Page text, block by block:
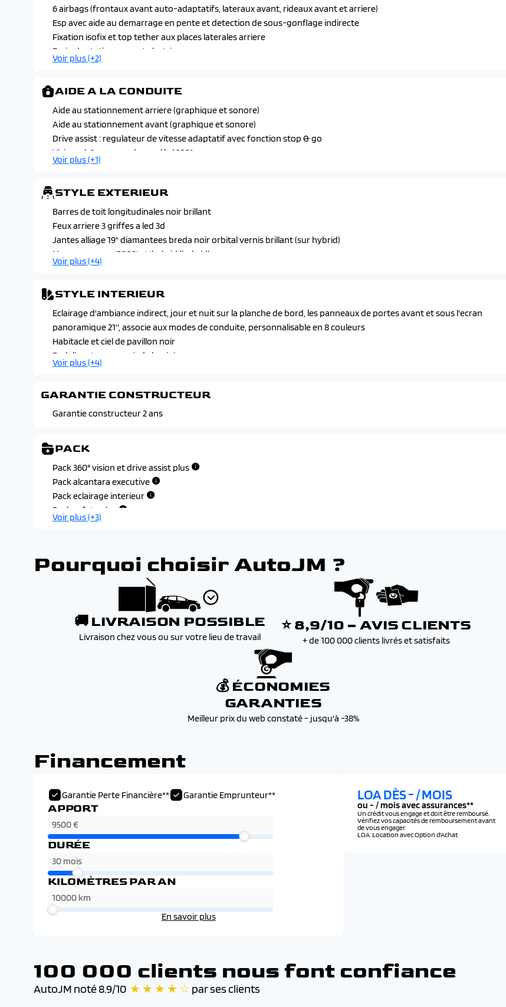
Essuie-vitre avant a declenchement
Hayon motorise avec acces mains libres
Leve-vitres avant et arriere electriques et sequentiels avec anti-pincement
Liseuses arriere i-dome tactiles a led
Miroirs de courtoisie conducteur et passager occultables eclaires a led
Peugeot i-toggles virtuels avec 10 raccourcis personnalisables
Plancher de coffre modulable 2 positions
Retroviseur interieur electrochrome sans cadre
Retroviseurs exterieurs degivrants a reglage et rabattement electriques avec eclairage de seuil
Volant chauffant
6 airbags (frontaux avant auto-adaptatifs, lateraux avant, rideaux avant et arriere)
Esp avec aide au demarrage en pente et detection de sous-gonflage indirecte
Fixation isofix et top tether aux places laterales arriere
Frein de stationnement electrique
Kit de depannage provisoire de pneumatiques
Voir plus (+2)
AIDE A LA CONDUITE
Aide au stationnement arriere (graphique et sonore)
Aide au stationnement avant (graphique et sonore)
Drive assist : regulateur de vitesse adaptatif avec fonction stop & go
Visiopark 1 : camera de recul hd 180°
Voir plus (+1)
STYLE EXTERIEUR
Barres de toit longitudinales noir brillant
Feux arriere 3 griffes a led 3d
Jantes alliage 19" diamantees breda noir orbital vernis brillant (sur hybrid)
Monogrammes '5008' et 'hybrid (hybrid)
Projecteurs peugeot pixel led avec feux diurnes 3 griffes a led eclairage adaptatif, commutation automatique des
Toit et becquet arriere black diamond
Vitres arriere, vitres de custode et lunette arriere surteintees
Voir plus (+4)
STYLE INTERIEUR
Eclairage d'ambiance indirect, jour et nuit sur la planche de bord, les panneaux de portes avant et sous l'ecran
panoramique 21'', associe aux modes de conduite, personnalisable en 8 couleurs
Habitacle et ciel de pavillon noir
Pedalier et repose-pied aluminium
Peugeot i-cockpit panoramique avec ecran incurve et flottant 21'' hd
Surtapis avant et arriere avec surpiqures iced clay et logo 'gt'
Volant compact, cuir fleur lisse et perfore avec commandes integrees noir laque, decors cast iron, surpiqures iced
Voir plus (+4)
GARANTIE CONSTRUCTEUR
Garantie constructeur 2 ans
PACK
Pack 360° vision et drive assist plus
Pack alcantara executive
Pack eclairage interieur
Pack safety plus
Pack style exterieur
Voir plus (+3)
Pourquoi choisir AutoJM ?
🚚 LIVRAISON POSSIBLE
Livraison chez vous ou sur votre lieu de travail
⭐ 8,9/10 – AVIS CLIENTS
+ de 100 000 clients livrés et satisfaits
💰 ÉCONOMIES
GARANTIES
Meilleur prix du web constaté - jusqu'à -38%
Financement
Garantie Perte Financière** Garantie Emprunteur**
APPORT
DURÉE
KILOMÈTRES PAR AN
En savoir plus
LOA DÈS-/ MOIS
ou- / mois avec assurances**
Un crédit vous engage et doit être remboursé.
Vérifiez vos capacités de remboursement avant
de vous engager.
LOA: Location avec Option d'Achat
100 000 clients nous font confiance
AutoJM noté 8.9/10 ★ ★ ★ ★ ☆ par ses clients